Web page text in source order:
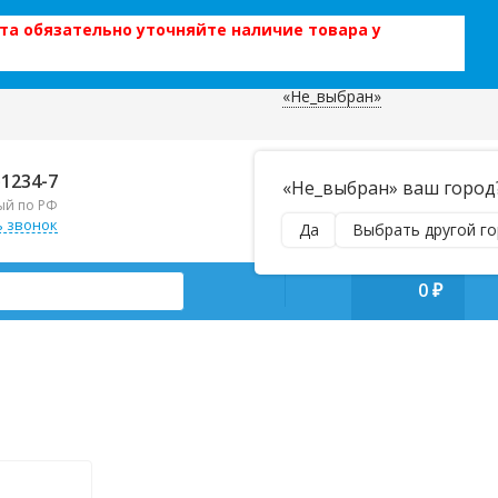
обязательно уточняйте наличие товара у
«Не_выбран»
«Не_выбран» ваш
Да Выбрать другой
7
по РФ
звонок
наложенным платежом!
manager@regiontehsnab.ru
0 ₽